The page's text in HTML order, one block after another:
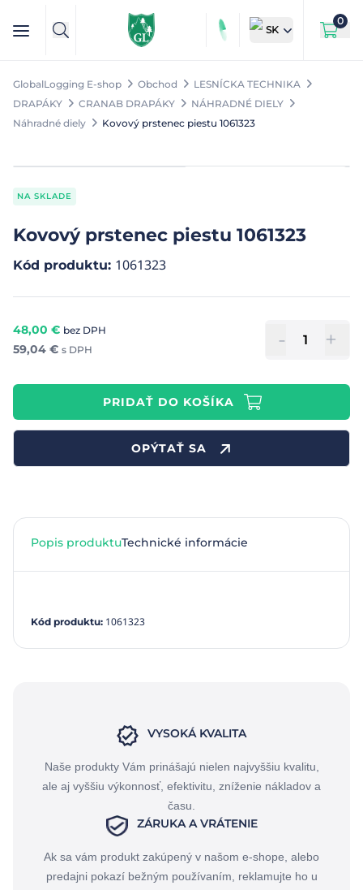
SK
0
GlobalLogging E-shop Obchod
LESNÍCKA TECHNIKA
DRAPÁKY
CRANAB DRAPÁKY
NÁHRADNÉ DIELY
Náhradné diely
Kovový prstenec piestu 1061323
NA SKLADE
Kovový prstenec piestu 1061323
Kód produktu: 1061323
48,00 € bez DPH
59,04 € s DPH - +
PRIDAŤ DO KOŠÍKA
OPÝTAŤ SA
Popis produktuTechnické informácie
Kód produktu: 1061323
VYSOKÁ KVALITA
Naše produkty Vám prinášajú nielen najvyššiu kvalitu,
ale aj vyššiu výkonnosť, efektivitu, zníženie nákladov a
času.
ZÁRUKA A VRÁTENIE
Ak sa vám produkt zakúpený v našom e-shope, alebo
predajni pokazí bežným používaním, reklamujte ho u